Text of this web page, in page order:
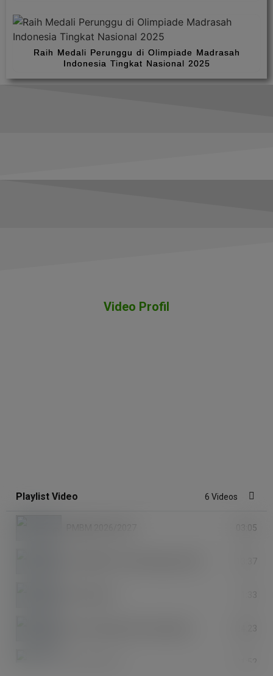
Raih Medali Perunggu di Olimpiade Madrasah
Indonesia Tingkat Nasional 2025
Video Profil
Playlist Video 6 Videos
03:05
13:37
21:52